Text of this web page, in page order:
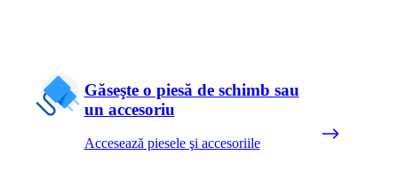
Găseşte o piesă de schimb sau
un accesoriu
Accesează piesele şi accesoriile